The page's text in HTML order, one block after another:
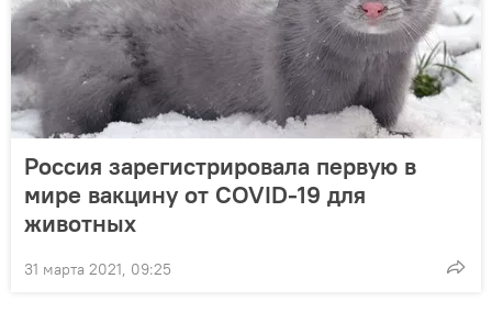
Россия зарегистрировала первую в
мире вакцину от COVID-19 для
животных
31 марта 2021, 09:25